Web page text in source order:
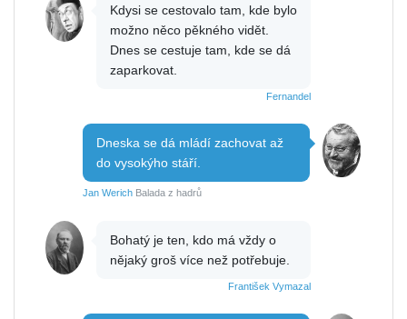
Kdysi se cestovalo tam, kde bylo
možno něco pěkného vidět.
Dnes se cestuje tam, kde se dá
zaparkovat.
Fernandel
Dneska se dá mládí zachovat až
do vysokýho stáří.
Jan Werich Balada z hadrů
Bohatý je ten, kdo má vždy o
nějaký groš více než potřebuje.
František Vymazal